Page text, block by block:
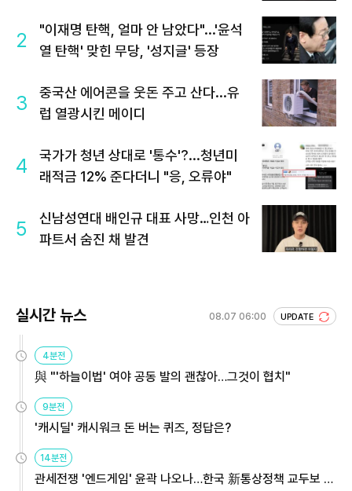
2
"이재명 탄핵, 얼마 안 남았다"...'윤석
열 탄핵' 맞힌 무당, '성지글' 등장
3
중국산 에어콘을 웃돈 주고 산다...유
럽 열광시킨 메이디
4
국가가 청년 상대로 '통수'?...청년미
래적금 12% 준다더니 "응, 오류야"
5
신남성연대 배인규 대표 사망…인천 아
파트서 숨진 채 발견
실시간 뉴스 08.07 06:00 UPDATE
4분전
與 "'하늘이법' 여야 공동 발의 괜찮아…그것이 협치"
9분전
'캐시딜' 캐시워크 돈 버는 퀴즈, 정답은?
14분전
관세전쟁 '엔드게임' 윤곽 나오나…한국 新통상정책 교두보 활